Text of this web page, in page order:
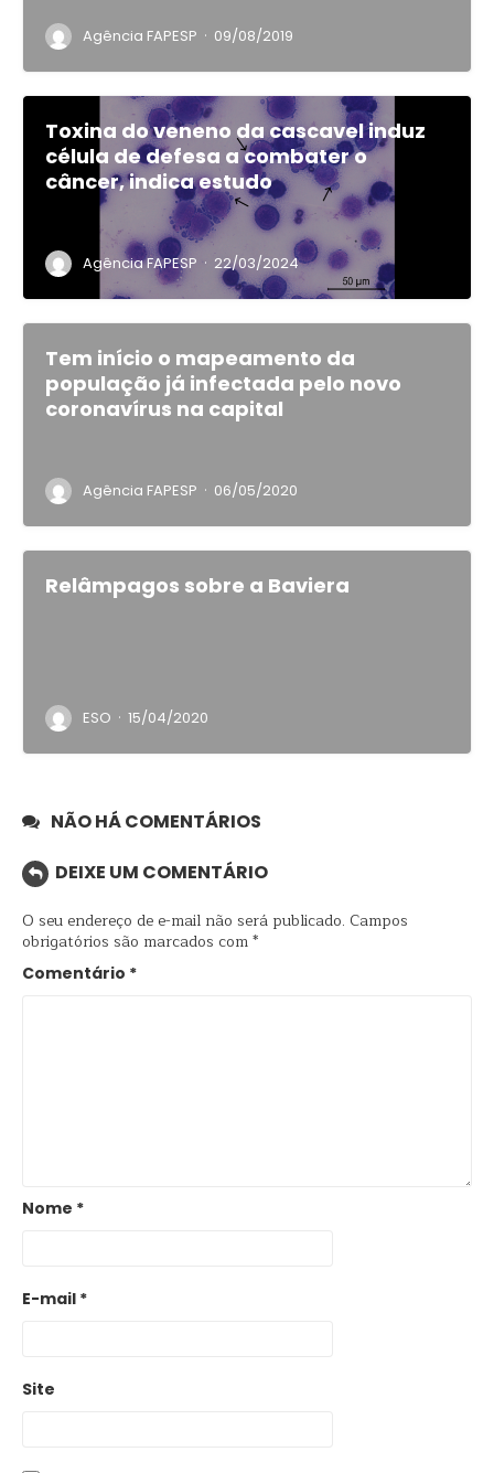
Agência FAPESP · 09/08/2019
Toxina do veneno da cascavel induz
célula de defesa a combater o
câncer, indica estudo
Agência FAPESP · 22/03/2024
Tem início o mapeamento da
população já infectada pelo novo
coronavírus na capital
Agência FAPESP · 06/05/2020
Relâmpagos sobre a Baviera
ESO · 15/04/2020
NÃO HÁ COMENTÁRIOS
DEIXE UM COMENTÁRIO
O seu endereço de e-mail não será publicado. Campos
obrigatórios são marcados com*
Comentário *
Nome *
E-mail *
Site